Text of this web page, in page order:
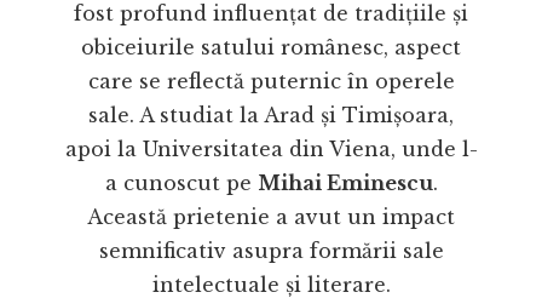
fost profund influențat de tradițiile și
obiceiurile satului românesc, aspect
care se reflectă puternic în operele
sale. A studiat la Arad și Timișoara,
apoi la Universitatea din Viena, unde l-
a cunoscut pe Mihai Eminescu.
Această prietenie a avut un impact
semnificativ asupra formării sale
intelectuale și literare.